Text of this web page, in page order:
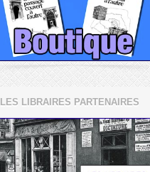
LES LIBRAIRES PARTENAIRES